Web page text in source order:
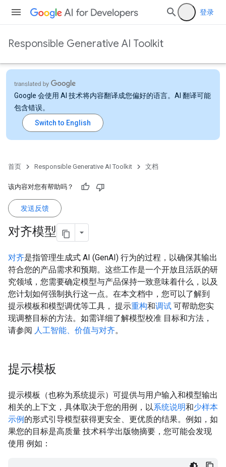
登录
Responsible Generative AI Toolkit
Google 会使用 AI 技术将内容翻译成您偏好的语言。AI 翻译可能
包含错误。
首页 Responsible Generative AI Toolkit 文档
该内容对您有帮助吗？
发送反馈
对齐模型
对齐是指管理生成式 AI (GenAI) 行为的过程，以确保其输出
符合您的产品需求和预期。这些工作是一个开放且活跃的研
究领域，您需要确定模型与产品保持一致意味着什么，以及
您计划如何强制执行这一点。在本文档中，您可以了解到
提示模板和模型调优等工具， 提示重构和调试 可帮助您实
现调整目标的方法。如需详细了解模型校准 目标和方法，
请参阅 人工智能、价值与对齐。
提示模板
提示模板（也称为系统提示）可提供与用户输入和模型输出
相关的上下文，具体取决于您的用例，以系统说明和少样本
示例的形式引导模型获得更安全、更优质的结果。例如，如
果您的目标是高质量 技术科学出版物摘要，您可能会发现
使用 例如：